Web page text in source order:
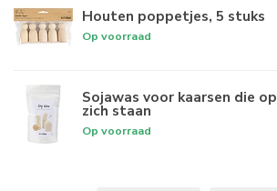
Houten poppetjes, 5 stuks
Op voorraad
Sojawas voor kaarsen die op
zich staan
Op voorraad